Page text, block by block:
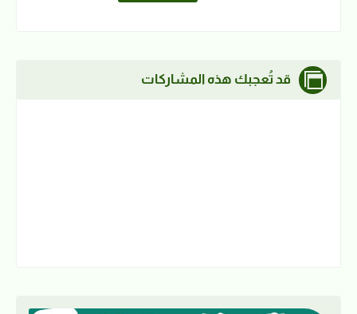
قد تُعجبك هذه المشاركات